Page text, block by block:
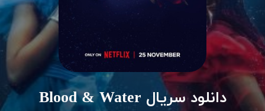
دانلود سریال Blood & Water